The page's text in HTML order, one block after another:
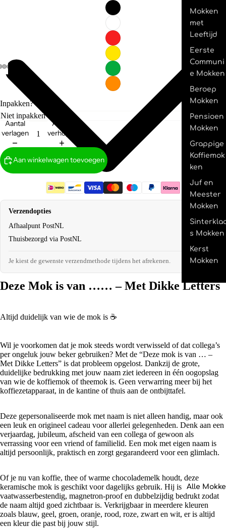
Mokken
met
Leeftijd
Eerste
Communi
e Mokken
Beroep
Mokken
Pensioen
Mokken
Grappige
Koffiemok
ken
Juf en
Meester
Mokken
s Mokken
Kerst
Mokken
Alle
Inpakken?
Aantal
verlagen
Aantal
verhogen
Aan winkelwagen toevoegen
Verzendopties
Afhaalpunt PostNL
€2,95
Thuisbezorgd via PostNL
Je kiest de gewenste verzendmethode tijdens het afrekenen.
Deze Mok is van …… – Met Dikke Letters
Altijd duidelijk van wie de mok is ☕
Wil je voorkomen dat je mok steeds wordt verwisseld of dat collega’s
per ongeluk jouw beker gebruiken? Met de “Deze mok is van … –
Met Dikke Letters” is dat probleem opgelost. Dankzij de grote,
duidelijke bedrukking met jouw naam ziet iedereen in één oogopslag
van wie de koffiemok of theemok is. Geen verwarring meer bij het
koffiezetapparaat, in de kantine of thuis aan de ontbijttafel.
Deze gepersonaliseerde mok met naam is niet alleen handig, maar ook
een leuk en origineel cadeau voor allerlei gelegenheden. Denk aan een
verjaardag, jubileum, afscheid van een collega of gewoon als
verrassing voor een vriend of familielid. Een mok met eigen naam is
altijd persoonlijk, praktisch en zorgt gegarandeerd voor een glimlach.
Of je nu van koffie, thee of warme chocolademelk houdt, deze
keramische mok is geschikt voor dagelijks gebruik. Hij is
vaatwasserbestendig, magnetron-proof en dubbelzijdig bedrukt zodat
de naam altijd goed zichtbaar is. Verkrijgbaar in meerdere kleuren
zoals blauw, geel, groen, oranje, rood, roze, zwart en wit, er is altijd
een kleur die past bij jouw stijl.